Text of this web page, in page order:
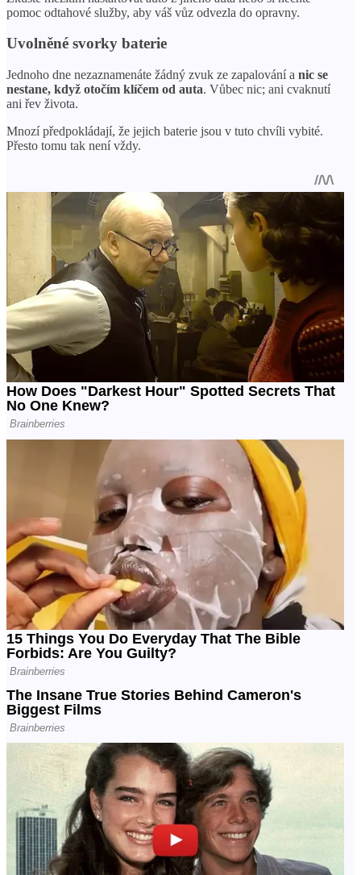
pomoc odtahové služby, aby váš vůz odvezla do opravny.
Uvolněné svorky baterie
Jednoho dne nezaznamenáte žádný zvuk ze zapalování a nic se
nestane, když otočím klíčem od auta. Vůbec nic; ani cvaknutí
ani řev života.
Mnozí předpokládají, že jejich baterie jsou v tuto chvíli vybité.
Přesto tomu tak není vždy.